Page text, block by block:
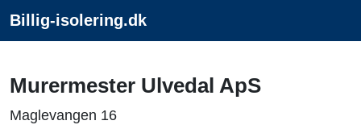
Billig-isolering.dk
Murermester Ulvedal ApS
Maglevangen 16